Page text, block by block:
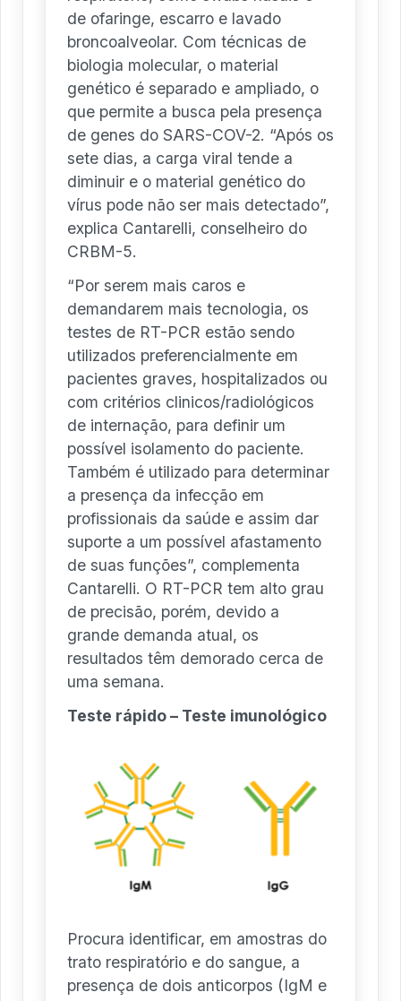
de ofaringe, escarro e lavado
broncoalveolar. Com técnicas de
biologia molecular, o material
genético é separado e ampliado, o
que permite a busca pela presença
de genes do SARS-COV-2. “Após os
sete dias, a carga viral tende a
diminuir e o material genético do
vírus pode não ser mais detectado”,
explica Cantarelli, conselheiro do
CRBM-5.
“Por serem mais caros e
demandarem mais tecnologia, os
testes de RT-PCR estão sendo
utilizados preferencialmente em
pacientes graves, hospitalizados ou
com critérios clinicos/radiológicos
de internação, para definir um
possível isolamento do paciente.
Também é utilizado para determinar
a presença da infecção em
profissionais da saúde e assim dar
suporte a um possível afastamento
de suas funções”, complementa
Cantarelli. O RT-PCR tem alto grau
de precisão, porém, devido a
grande demanda atual, os
resultados têm demorado cerca de
uma semana.
Teste rápido – Teste imunológico
Procura identificar, em amostras do
trato respiratório e do sangue, a
presença de dois anticorpos (IgM e